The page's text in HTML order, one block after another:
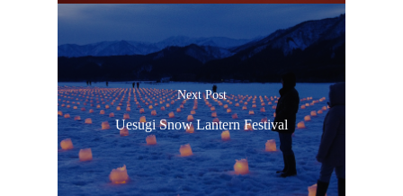
Next Post
Uesugi Snow Lantern Festival